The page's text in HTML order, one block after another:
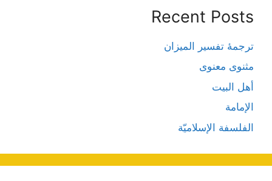
Recent Posts
ترجمۀ تفسیر المیزان
مثنوی معنوی
أهل البيت
الإمامة
الفلسفة الإسلاميّة